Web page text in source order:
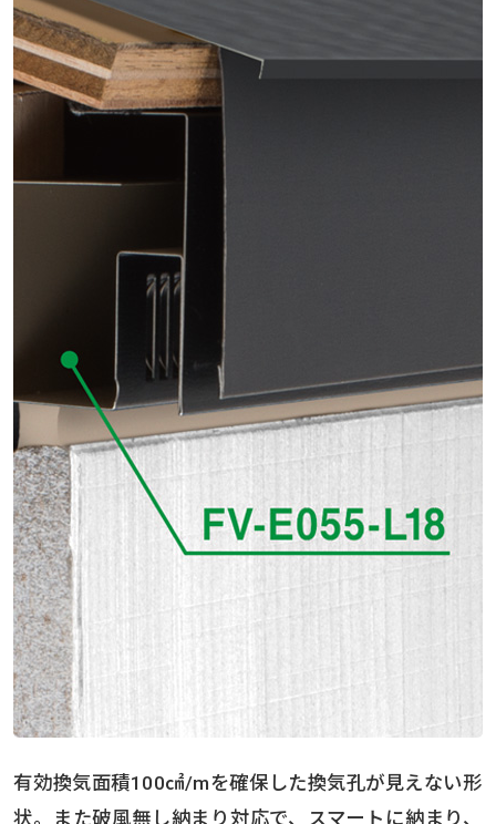
有効換気面積100㎠/mを確保した換気孔が見えない形
状。また破風無し納まり対応で、スマートに納まり、